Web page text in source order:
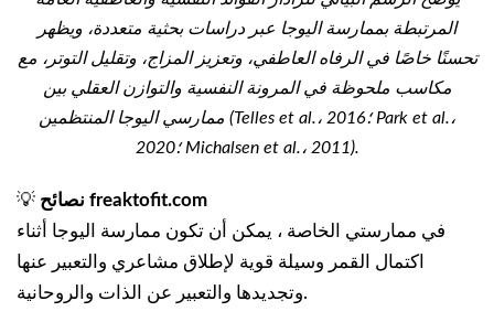
المرتبطة بممارسة اليوجا عبر دراسات بحثية متعددة، ويظهر
تحسنًا خاصًا في الرفاه العاطفي، وتعزيز المزاج، وتقليل التوتر، مع
مكاسب ملحوظة في المرونة النفسية والتوازن العقلي بين
ممارسي اليوجا المنتظمين (Telles et al.، 2016؛ Park et al.،
2020؛ Michalsen et al.، 2011).
💡
نصائح freaktofit.com
في ممارستي الخاصة ، يمكن أن تكون ممارسة اليوجا أثناء
اكتمال القمر وسيلة قوية لإطلاق مشاعري والتعبير عنها
وتجديدها والتعبير عن الذات والروحانية.